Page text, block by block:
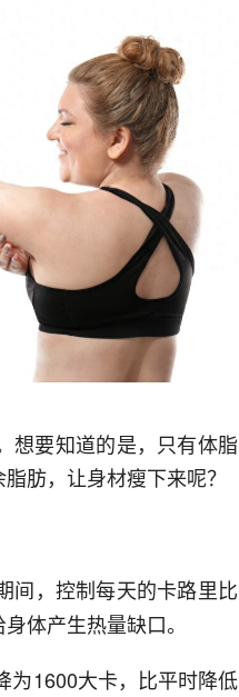
想要知道的是，只有体脂
肪，让身材瘦下来呢？
间，控制每天的卡路里比
体产生热量缺口。
为1600大卡，比平时降低